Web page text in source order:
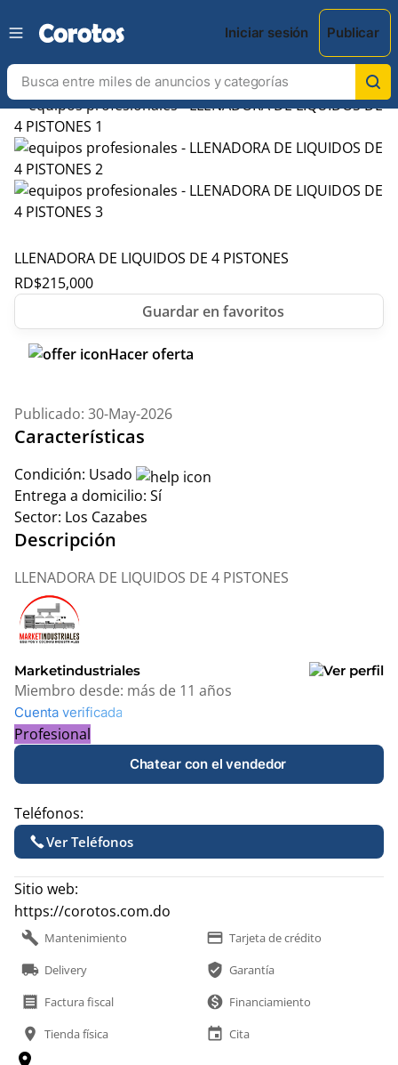
Iniciar sesión Publicar
LLENADORA DE LIQUIDOS DE 4 PISTONES
RD$215,000
Hacer oferta
Publicado: 30-May-2026
Características
Condición: Usado
Entrega a domicilio: Sí
Sector: Los Cazabes
Descripción
LLENADORA DE LIQUIDOS DE 4 PISTONES
Marketindustriales
Miembro desde: más de 11 años
Cuenta verificada
Profesional
Chatear con el vendedor
Teléfonos:
Ver Teléfonos
Sitio web:
https://corotos.com.do
build Mantenimiento payment Tarjeta de crédito
local_shipping Delivery verified_user Garantía
receipt Factura fiscal monetization_on Financiamiento
location_on Tienda física event Cita